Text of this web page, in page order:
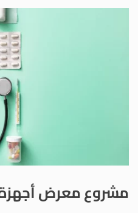
مشروع معرض أجهزة